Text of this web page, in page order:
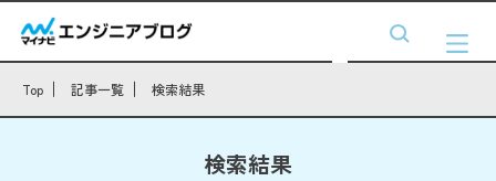
Top 記事一覧 検索結果
検索結果